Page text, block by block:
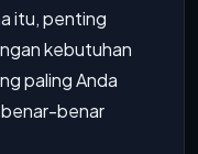
itu, penting
kebutuhan
paling Anda
benar-benar